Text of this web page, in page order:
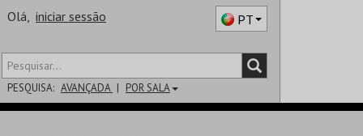
Olá, iniciar sessão PT
PESQUISA: AVANÇADA POR SALA